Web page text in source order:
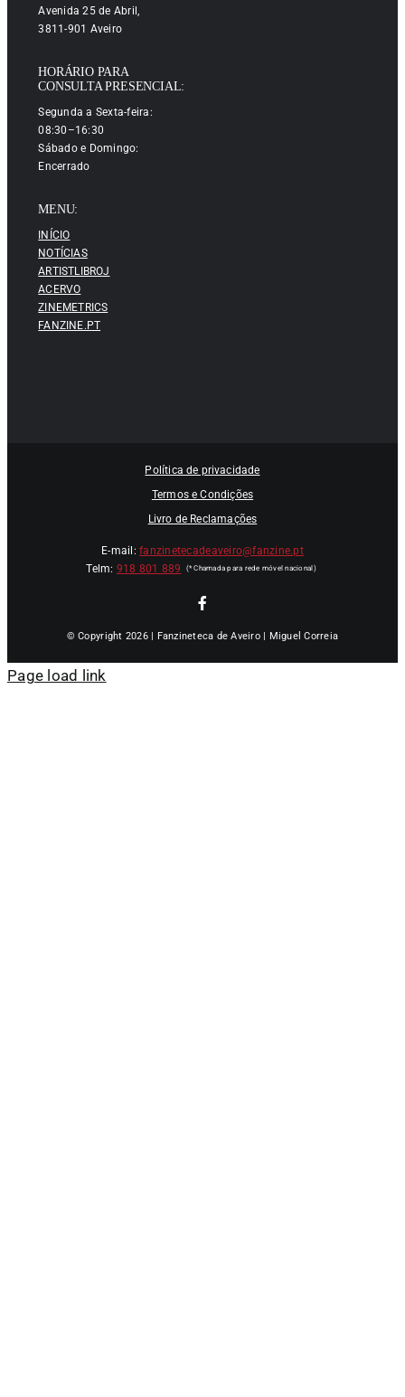
Avenida 25 de Abril,
3811-901 Aveiro
HORÁRIO PARA
CONSULTA PRESENCIAL:
Segunda a Sexta-feira:
08:30–16:30
Sábado e Domingo:
Encerrado
MENU:
INÍCIO
NOTÍCIAS
ARTISTLIBROJ
ACERVO
ZINEMETRICS
FANZINE.PT
Política de privacidade
Termos e Condições
Livro de Reclamações
E-mail:fanzinetecadeaveiro@fanzine.pt
Telm: 918 801 889
© Copyright 2026 | Fanzineteca de Aveiro | Miguel Correia
Page load link